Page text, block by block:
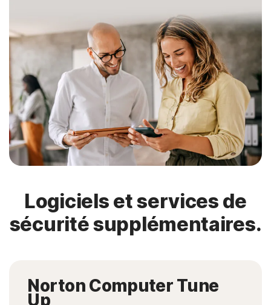
Logiciels et services de
sécurité supplémentaires.
Norton Computer Tune
Up